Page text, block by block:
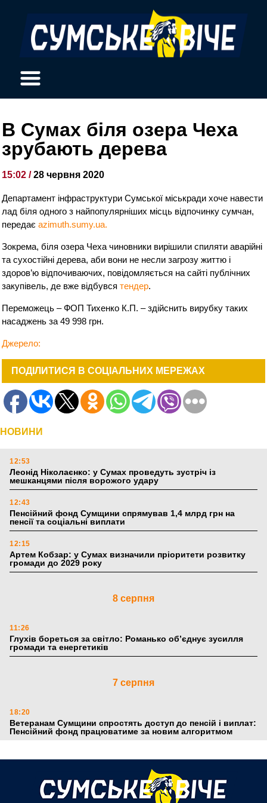
В Сумах біля озера Чеха
зрубають дерева
15:02 /28 червня 2020
Департамент інфраструктури Сумської міськради хоче навести
лад біля одного з найпопулярніших місць відпочинку сумчан,
передаєazimuth.sumy.ua.
Зокрема, біля озера Чеха чиновники вирішили спиляти аварійні
та сухостійні дерева, аби вони не несли загрозу життю і
здоров’ю відпочиваючих, повідомляється на сайті публічних
закупівель, де вже відбувсятендер.
Переможець – ФОП Тихенко К.П. – здійснить вирубку таких
насаджень за 49 998 грн.
Джерело:
ПОДІЛИТИСЯ В СОЦІАЛЬНИХ МЕРЕЖАХ
НОВИНИ
12:53
Леонід Ніколаєнко: у Сумах проведуть зустріч із
мешканцями після ворожого удару
12:43
Пенсійний фонд Сумщини спрямував 1,4 млрд грн на
пенсії та соціальні виплати
12:15
Артем Кобзар: у Сумах визначили пріоритети розвитку
громади до 2029 року
8 серпня
11:26
Глухів бореться за світло: Романько об’єднує зусилля
громади та енергетиків
7 серпня
18:20
Ветеранам Сумщини спростять доступ до пенсій і виплат:
Пенсійний фонд працюватиме за новим алгоритмом
6 серпня